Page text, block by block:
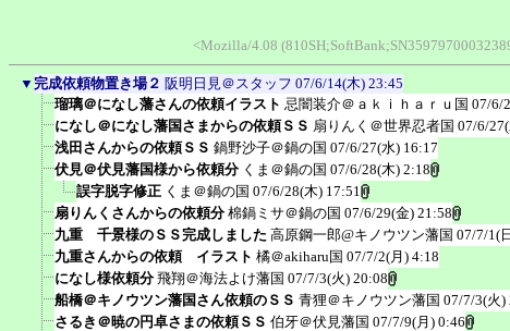
<Mozilla/4.08
▼ 完成依頼物置き場２ 阪明日見＠スタッフ 07/6/14(木) 23:45
瑠璃＠になし藩さんの依頼イラスト 忌闇装介＠ａｋｉｈａｒｕ国 07/6/
になし＠になし藩国さまからの依頼ＳＳ 扇りんく＠世界忍者国 07/6/
浅田さんからの依頼ＳＳ 鍋野沙子＠鍋の国 07/6/27(水) 16:17
伏見＠伏見藩国様から依頼分 くま＠鍋の国 07/6/28(木) 2:18
誤字脱字修正 くま＠鍋の国 07/6/28(木) 17:51
扇りんくさんからの依頼分 棉鍋ミサ＠鍋の国 07/6/29(金) 21:58
九重 千景様のＳＳ完成しました 高原鋼一郎@キノウツン藩国 07/7/1(
九重さんからの依頼 イラスト 橘＠akiharu国 07/7/2(月) 4:18
になし様依頼分 飛翔＠海法よけ藩国 07/7/3(火) 20:08
船橋＠キノウツン藩国さん依頼のＳＳ 青狸＠キノウツン藩国 07/7/3(火)
さるき＠暁の円卓さまの依頼ＳＳ 伯牙＠伏見藩国 07/7/9(月) 0:46